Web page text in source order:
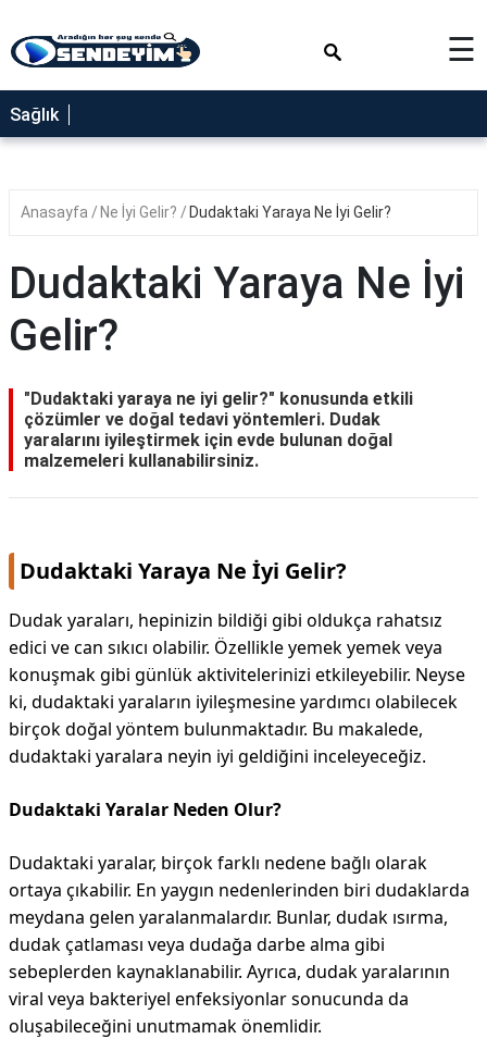
SAĞLIK
NEDİR
YEMEK
RÜYA
GEZİLECEK
BLOG
☰
Sağlık
Anasayfa Ne İyi Gelir? Dudaktaki Yaraya Ne İyi Gelir?
Dudaktaki Yaraya Ne İyi
Gelir?
"Dudaktaki yaraya ne iyi gelir?" konusunda etkili
çözümler ve doğal tedavi yöntemleri. Dudak
yaralarını iyileştirmek için evde bulunan doğal
malzemeleri kullanabilirsiniz.
Dudaktaki Yaraya Ne İyi Gelir?
Dudak yaraları, hepinizin bildiği gibi oldukça rahatsız
edici ve can sıkıcı olabilir. Özellikle yemek yemek veya
konuşmak gibi günlük aktivitelerinizi etkileyebilir. Neyse
ki, dudaktaki yaraların iyileşmesine yardımcı olabilecek
birçok doğal yöntem bulunmaktadır. Bu makalede,
dudaktaki yaralara neyin iyi geldiğini inceleyeceğiz.
Dudaktaki Yaralar Neden Olur?
Dudaktaki yaralar, birçok farklı nedene bağlı olarak
ortaya çıkabilir. En yaygın nedenlerinden biri dudaklarda
meydana gelen yaralanmalardır. Bunlar, dudak ısırma,
dudak çatlaması veya dudağa darbe alma gibi
sebeplerden kaynaklanabilir. Ayrıca, dudak yaralarının
viral veya bakteriyel enfeksiyonlar sonucunda da
oluşabileceğini unutmamak önemlidir.